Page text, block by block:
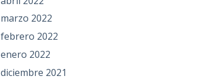
marzo 2022
febrero 2022
enero 2022
diciembre 2021